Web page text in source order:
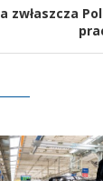
zwłaszcza